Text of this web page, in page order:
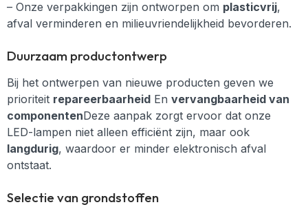
– Onze verpakkingen zijn ontworpen om plasticvrij,
afval verminderen en milieuvriendelijkheid bevorderen.
Duurzaam productontwerp
Bij het ontwerpen van nieuwe producten geven we
prioriteit repareerbaarheid En vervangbaarheid van
componentenDeze aanpak zorgt ervoor dat onze
LED-lampen niet alleen efficiënt zijn, maar ook
langdurig, waardoor er minder elektronisch afval
ontstaat.
Selectie van grondstoffen